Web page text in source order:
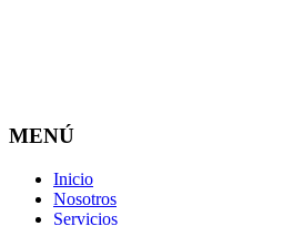
MENÚ
Inicio
Nosotros
Servicios